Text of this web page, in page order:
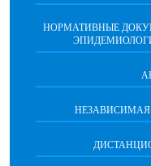
НОРМАТИВНЫЕ
НЕЗАВИСИМАЯ